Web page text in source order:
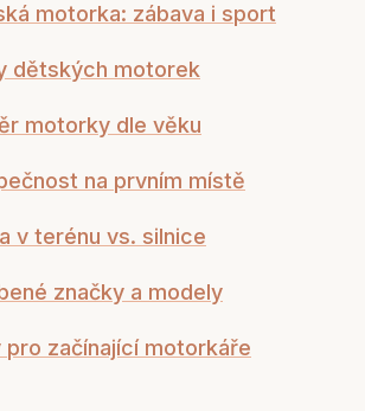
motorka: zábava i sport
dětských motorek
motorky dle věku
na prvním místě
v terénu vs. silnice
značky a modely
pro začínající motorkáře